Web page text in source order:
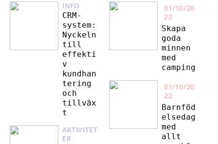
INFO
CRM-
system:
Nyckeln
till
effekti
v
kundhan
tering
och
tillväx
t
AKTIVITET
ER
01/10/20
22
Skapa
goda
minnen
med
camping
01/10/20
22
Barnföd
elsedag
med
allt